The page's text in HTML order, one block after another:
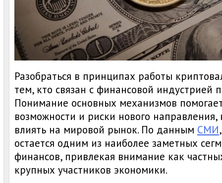
Разобраться в принципах работы
тем, кто связан с финансовой индустрией
Понимание основных механизмов
возможности и риски нового
влиять на мировой рынок. По данным СМИ
остается одним из наиболее заметных
финансов, привлекая внимание как
крупных участников экономики.